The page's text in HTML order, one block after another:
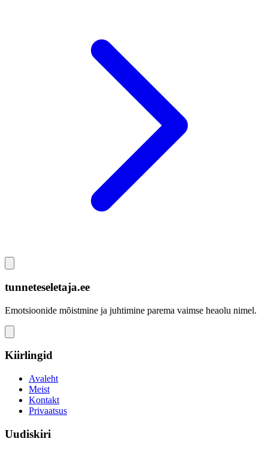
tunneteseletaja.ee
Emotsioonide mõistmine ja juhtimine parema vaimse heaolu nimel.
Kiirlingid
Avaleht
Meist
Kontakt
Privaatsus
Uudiskiri